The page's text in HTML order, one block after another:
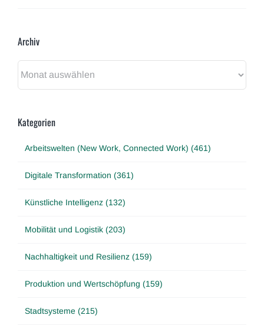
Archiv
Kategorien
Arbeitswelten (New Work, Connected Work) (461)
Digitale Transformation (361)
Künstliche Intelligenz (132)
Mobilität und Logistik (203)
Nachhaltigkeit und Resilienz (159)
Produktion und Wertschöpfung (159)
Stadtsysteme (215)